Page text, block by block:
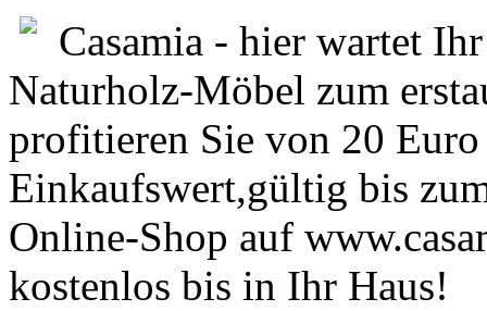
Casamia - hier wartet
Naturholz-Möbel zum
profitieren Sie von 20
Einkaufswert,gültig bis
Online-Shop auf
kostenlos bis in Ihr Haus!